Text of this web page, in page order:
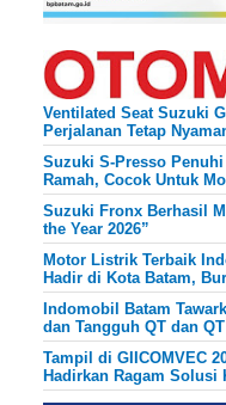
Ventilated Seat Suzuki
Perjalanan Tetap
Suzuki S-Presso
Ramah, Cocok Untuk
Suzuki Fronx Berhasil
the Year 2026”
Motor Listrik Terbaik
Hadir di Kota Batam,
Indomobil Batam
dan Tangguh QT dan
Tampil di GIICOMVEC
Hadirkan Ragam Solusi